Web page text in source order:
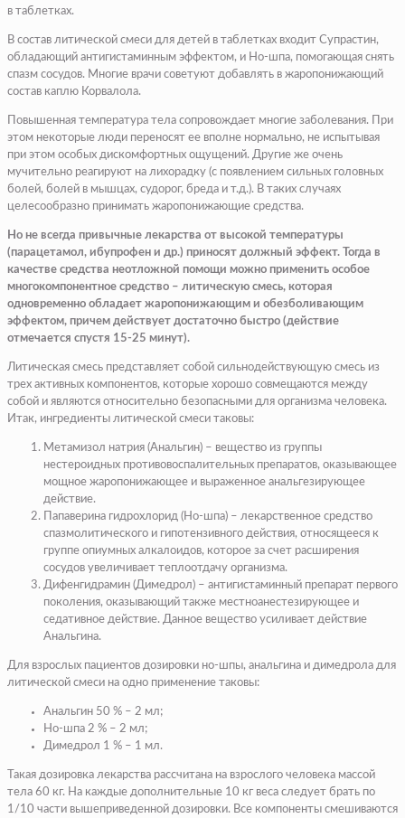
в таблетках.
В состав литической смеси для детей в таблетках входит Супрастин,
обладающий антигистаминным эффектом, и Но-шпа, помогающая снять
спазм сосудов. Многие врачи советуют добавлять в жаропонижающий
состав каплю Корвалола.
Повышенная температура тела сопровождает многие заболевания. При
этом некоторые люди переносят ее вполне нормально, не испытывая
при этом особых дискомфортных ощущений. Другие же очень
мучительно реагируют на лихорадку (с появлением сильных головных
болей, болей в мышцах, судорог, бреда и т.д.). В таких случаях
целесообразно принимать жаропонижающие средства.
Но не всегда привычные лекарства от высокой температуры
(парацетамол, ибупрофен и др.) приносят должный эффект. Тогда в
качестве средства неотложной помощи можно применить особое
многокомпонентное средство – литическую смесь, которая
одновременно обладает жаропонижающим и обезболивающим
эффектом, причем действует достаточно быстро (действие
отмечается спустя 15-25 минут).
Литическая смесь представляет собой сильнодействующую смесь из
трех активных компонентов, которые хорошо совмещаются между
собой и являются относительно безопасными для организма человека.
Итак, ингредиенты литической смеси таковы:
Метамизол натрия (Анальгин) – вещество из группы
нестероидных противовоспалительных препаратов, оказывающее
мощное жаропонижающее и выраженное анальгезирующее
действие.
Папаверина гидрохлорид (Но-шпа) – лекарственное средство
спазмолитического и гипотензивного действия, относящееся к
группе опиумных алкалоидов, которое за счет расширения
сосудов увеличивает теплоотдачу организма.
Дифенгидрамин (Димедрол) – антигистаминный препарат первого
поколения, оказывающий также местноанестезирующее и
седативное действие. Данное вещество усиливает действие
Анальгина.
Для взрослых пациентов дозировки но-шпы, анальгина и димедрола для
литической смеси на одно применение таковы:
Анальгин 50 % – 2 мл;
Но-шпа 2 % – 2 мл;
Димедрол 1 % – 1 мл.
Такая дозировка лекарства рассчитана на взрослого человека массой
тела 60 кг. На каждые дополнительные 10 кг веса следует брать по
1/10 части вышеприведенной дозировки. Все компоненты смешиваются